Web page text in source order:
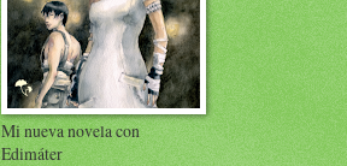
Mi nueva novela con
Edimáter